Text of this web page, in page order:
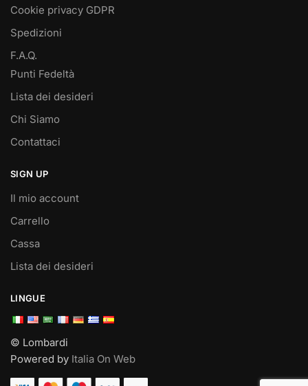
Cookie privacy GDPR
Spedizioni
F.A.Q.
Punti Fedeltà
Lista dei desideri
Chi Siamo
Contattaci
SIGN UP
Il mio account
Carrello
Cassa
Lista dei desideri
LINGUE
© Lombardi
Powered by Italia On Web